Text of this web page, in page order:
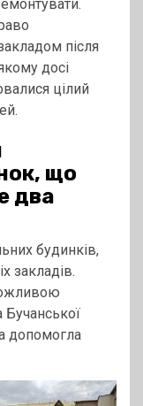
після
досі
цілий
що
два
будинків,
закладів.
Бучанської
допомогла